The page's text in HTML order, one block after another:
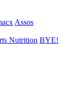
Assos
Nutrition BYE!